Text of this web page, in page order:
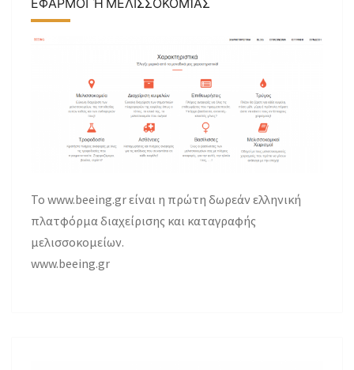
ΕΦΑΡΜΟΓΉ ΜΕΛΙΣΣΟΚΟΜΊΑΣ
Το www.beeing.gr είναι η πρώτη δωρεάν ελληνική
πλατφόρμα διαχείρισης και καταγραφής
μελισσοκομείων.
www.beeing.gr